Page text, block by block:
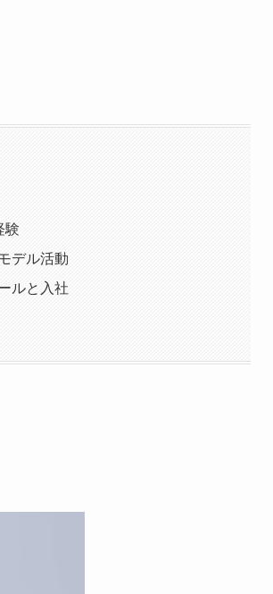
験
デル活動
ルと入社